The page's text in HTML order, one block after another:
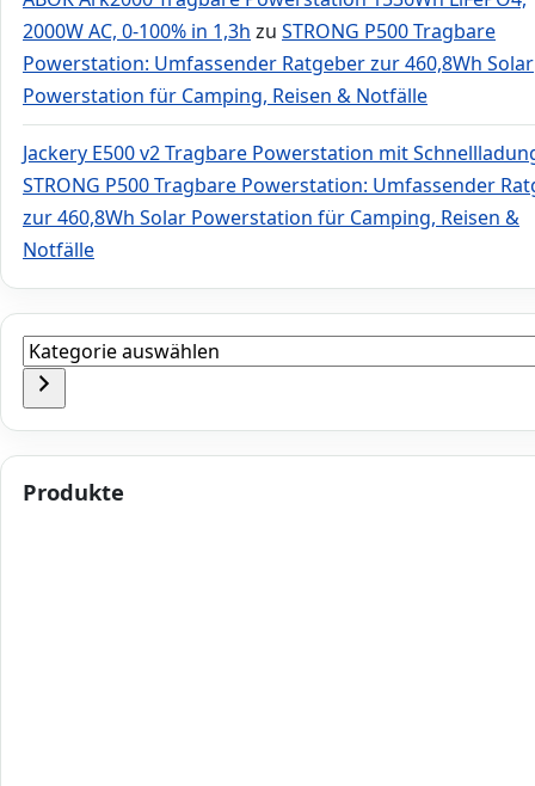
2000W AC, 0-100% in 1,3h zu STRONG P500 Tragbare
Powerstation: Umfassender Ratgeber zur 460,8Wh Solar
Powerstation für Camping, Reisen & Notfälle
Jackery E500 v2 Tragbare Powerstation mit
STRONG P500 Tragbare Powerstation: Umfassender
zur 460,8Wh Solar Powerstation für Camping, Reisen &
Notfälle
Kategorie
auswählen
Produkte